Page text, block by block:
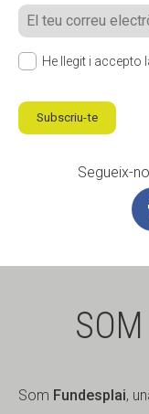
He llegit i accepto
Subscriu-te
Segueix-
Som Fundesplai,